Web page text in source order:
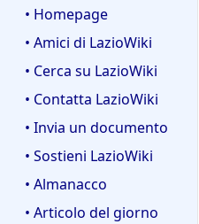
• Homepage
• Amici di LazioWiki
• Cerca su LazioWiki
• Contatta LazioWiki
• Invia un documento
• Sostieni LazioWiki
• Almanacco
• Articolo del giorno